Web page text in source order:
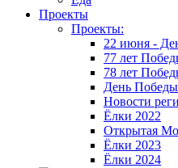
Проекты
Проекты:
22 июня -
77 лет
78 лет
День
Новости
Ёлки 2022
Открытая
Ёлки 2023
Ёлки 2024